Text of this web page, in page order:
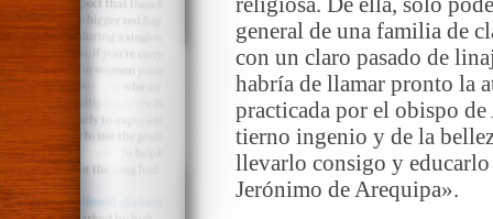
general de una familia de
con un claro pasado de
habría de llamar pronto la
practicada por el obispo
tierno ingenio y de la
llevarlo consigo y educarlo
Jerónimo de Arequipa».